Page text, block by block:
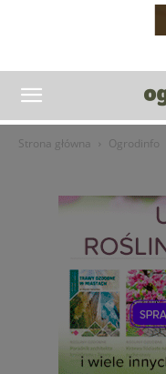
Strona główna Ogrodinfo